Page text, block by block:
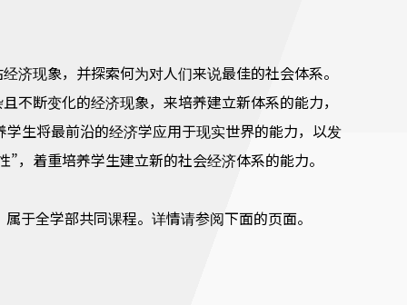
济现象，并探索何为对人们来说最佳的社会体系。
不断变化的经济现象，来培养建立新体系的能力，
生将最前沿的经济学应用于现实世界的能力，以发
，着重培养学生建立新的社会经济体系的能力。
于全学部共同课程。详情请参阅下面的页面。